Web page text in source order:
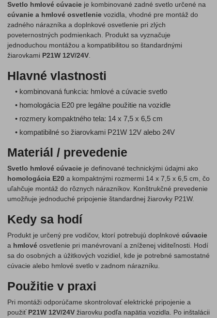
Svetlo hmlové cúvacie je kombinované zadné svetlo určené na
cúvanie a hmlové osvetlenie vozidla, vhodné pre montáž do
zadného nárazníka a doplnkové osvetlenie pri zlých
poveternostných podmienkach. Produkt sa vyznačuje
jednoduchou montážou a kompatibilitou so štandardnými
žiarovkami P21W 12V/24V
Hlavné vlastnosti
• kombinovaná funkcia: hmlové a cúvacie svetlo
• homologácia E20 pre legálne použitie na vozidle
• rozmery kompaktného tela: 14 x 7,5 x 6,5 cm
• kompatibilné so žiarovkami P21W 12V alebo 24V
Materiál / prevedenie
Svetlo hmlové cúvacie je definované technickými údajmi ako
homologácia E20 a kompaktnými rozmermi 14 x 7,5 x 6,5 cm, čo
uľahčuje montáž do rôznych nárazníkov. Konštrukčné prevedenie
umožňuje jednoduché pripojenie štandardnej žiarovky P21W.
Kedy sa hodí
Produkt je určený pre vodičov, ktorí potrebujú doplnkové cúvacie
a hmlové osvetlenie pri manévrovaní a zníženej viditeľnosti. Hodí
sa do osobných a úžitkových vozidiel, kde je potrebné samostatné
cúvacie alebo hmlové svetlo v zadnom nárazníku.
Použitie v praxi
Pri montáži odporúčame skontrolovať elektrické pripojenie a
použiť P21W 12V/24V žiarovku podľa napätia vozidla. Po inštalácii